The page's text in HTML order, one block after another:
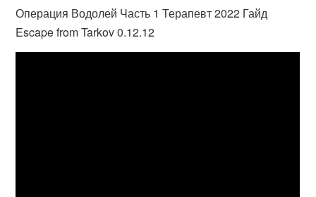
Операция Водолей Часть 1 Терапевт 2022 Гайд
Escape from Tarkov 0.12.12